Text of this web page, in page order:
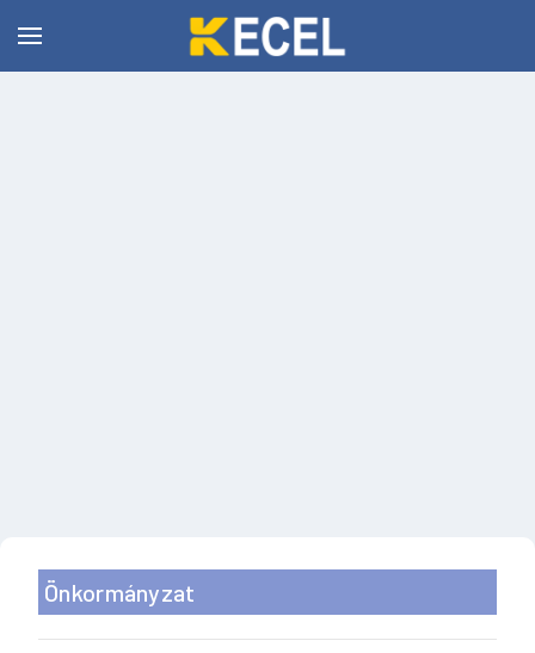
Önkormányzat